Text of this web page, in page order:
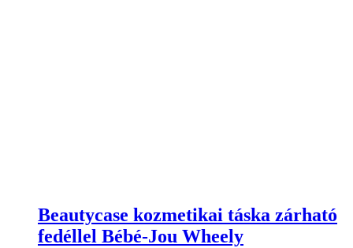
Beautycase kozmetikai táska zárható
fedéllel Bébé-Jou Wheely